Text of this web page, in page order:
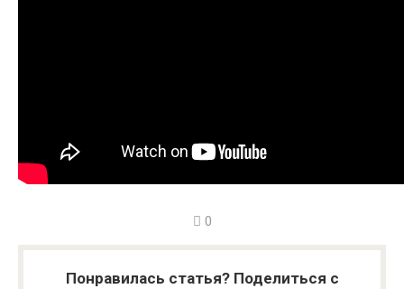
0
Понравилась статья? Поделиться с